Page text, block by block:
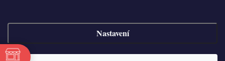
Nastavení
Velkoobchod
Copyright 2026
cookies